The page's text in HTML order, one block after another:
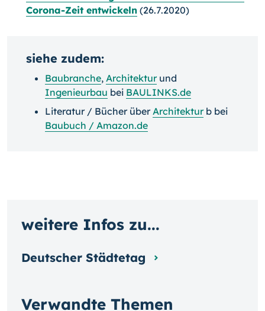
Corona-Zeit entwickeln (26.7.2020)
siehe zudem:
Baubranche, Architekturund
Ingenieurbau bei BAULINKS.de
Literatur / Bücher überArchitekturb bei
Baubuch / Amazon.de
Verwandte Themen
weitere Infos zu...
Deutscher Städtetag